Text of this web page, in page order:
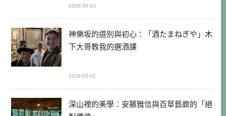
2026-05-03
神樂坂的道別與初心：「酒たまねぎや」木
下大哥教我的選酒課
2026-05-01
深山裡的美學：安藤雅信與百草藝廊的「絕